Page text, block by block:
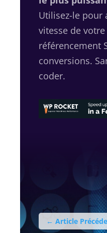
Utilisez-le pour
vitesse de
référencement
conversions.
coder.
← Article